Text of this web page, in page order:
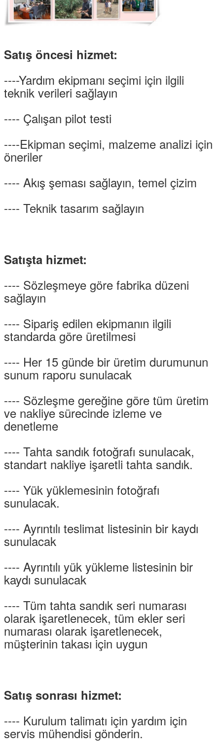
Satış öncesi hizmet:
----Yardım ekipmanı seçimi için ilgili
teknik verileri sağlayın
---- Çalışan pilot testi
----Ekipman seçimi, malzeme analizi için
öneriler
---- Akış şeması sağlayın, temel çizim
---- Teknik tasarım sağlayın
Satışta hizmet:
---- Sözleşmeye göre fabrika düzeni
sağlayın
---- Sipariş edilen ekipmanın ilgili
standarda göre üretilmesi
---- Her 15 günde bir üretim durumunun
sunum raporu sunulacak
---- Sözleşme gereğine göre tüm üretim
ve nakliye sürecinde izleme ve
denetleme
---- Tahta sandık fotoğrafı sunulacak,
standart nakliye işaretli tahta sandık.
---- Yük yüklemesinin fotoğrafı
sunulacak.
---- Ayrıntılı teslimat listesinin bir kaydı
sunulacak
---- Ayrıntılı yük yükleme listesinin bir
kaydı sunulacak
---- Tüm tahta sandık seri numarası
olarak işaretlenecek, tüm ekler seri
numarası olarak işaretlenecek,
müşterinin takası için uygun
Satış sonrası hizmet:
---- Kurulum talimatı için yardım için
servis mühendisi gönderin.